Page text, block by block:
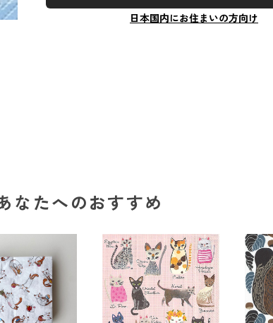
日本国内にお住まいの方向け
たへのおすすめ